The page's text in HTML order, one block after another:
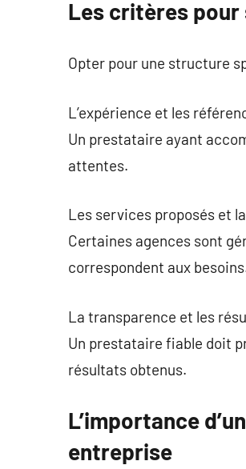
Les critères
Opter pour une structure
L’expérience et les
Un prestataire ayant
attentes.
Les services proposés et
Certaines agences sont
correspondent aux
La transparence et les
Un prestataire fiable doit
résultats obtenus.
L’importance
entreprise